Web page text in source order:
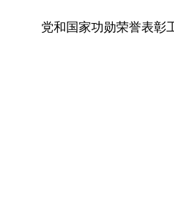
党和国家功勋荣誉表彰